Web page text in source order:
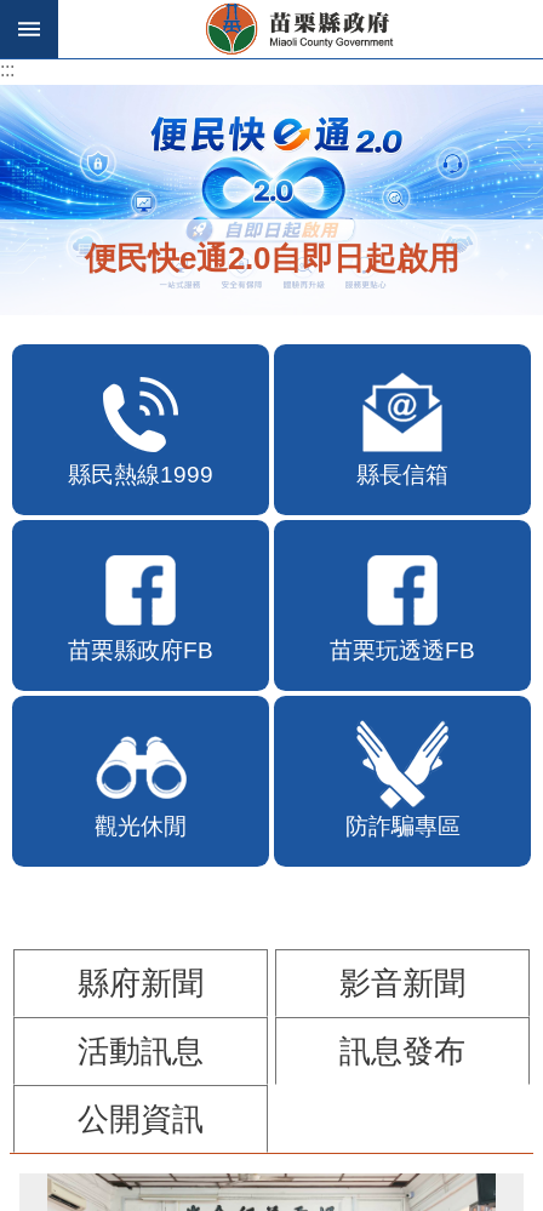
跳到主要內容區塊
:::
:::
便民快e通2.0自即日起啟用
縣民熱線1999 縣長信箱
苗栗縣政府FB 苗栗玩透透FB
觀光休閒 防詐騙專區
縣府新聞
影音新聞
活動訊息
訊息發布
公開資訊